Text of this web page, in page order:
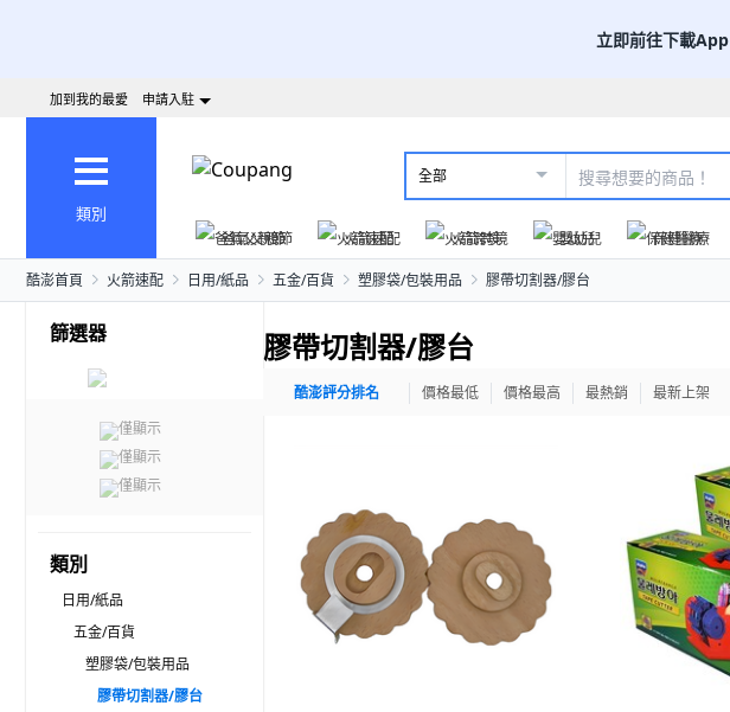
立即前往下載App
加到我的最愛 申請入駐
類別
全部
爸氣父親節
火箭速配 火箭跨境 嬰幼兒 保健醫療
酷澎首頁 火箭速配 日用/紙品 五金/百貨 塑膠袋/包裝用品 膠帶切割器/膠台
篩選器
僅顯示
僅顯示
僅顯示
類別
日用/紙品
五金/百貨
塑膠袋/包裝用品
膠帶切割器/膠台
膠帶切割器/膠台
酷澎評分排名 價格最低 價格最高 最熱銷 最新上架